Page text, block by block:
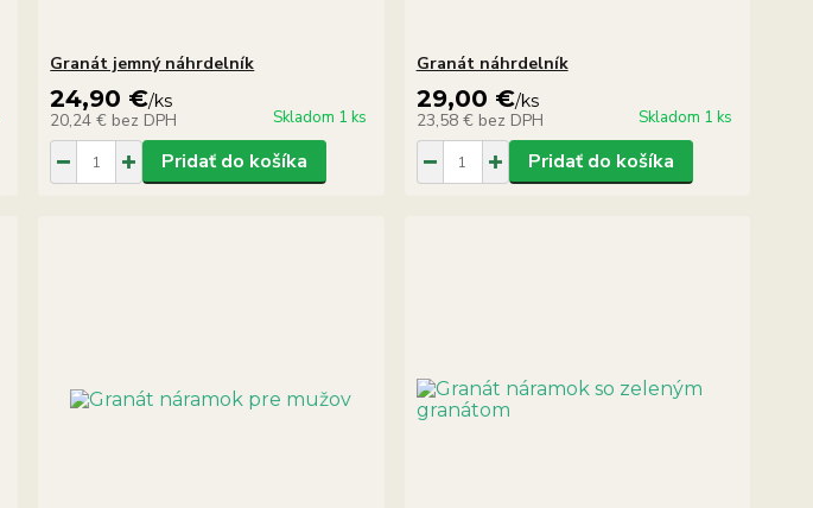
Granát jemný náhrdelník
24,90 €/ks
20,24 € bez DPH Skladom 1 ks
Pridať do košíka
Granát náhrdelník
29,00 €/ks
23,58 € bez DPH Skladom 1 ks
Pridať do košíka